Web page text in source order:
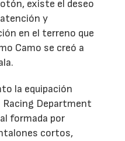
existe el deseo
y
en el terreno que
Camo se creó a
la equipación
Department
formada por
cortos,